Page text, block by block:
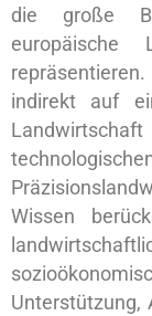
die große
europäische
indirekt auf
Wissen
Unterstützung,